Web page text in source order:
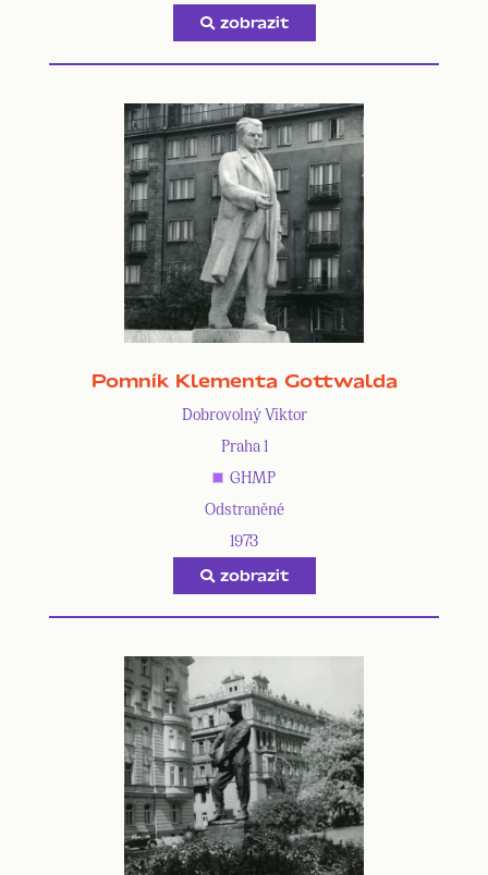
zobrazit
Pomník Klementa Gottwalda
Dobrovolný Viktor
Praha 1
GHMP
Odstraněné
1973
zobrazit